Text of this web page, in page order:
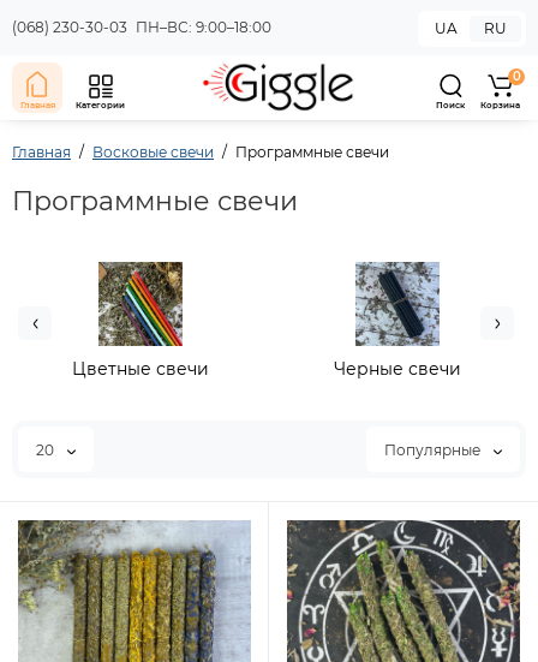
(068) 230-30-03 ПН–ВС: 9:00–18:00 UA RU
Главная Категории Поиск
0
Корзина
Главная Восковые свечи Программные свечи
Программные свечи
Цветные свечи Черные свечи
20 Популярные